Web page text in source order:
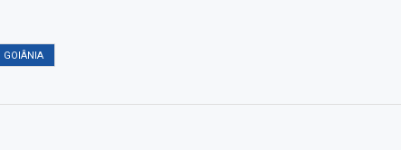
GOIÂNIA